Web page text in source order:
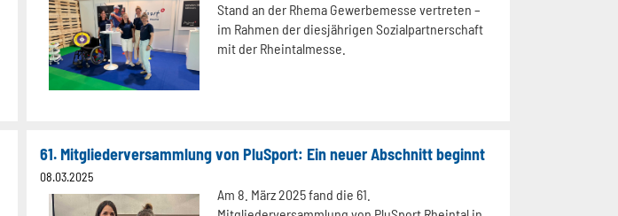
Stand an der Rhema Gewerbemesse vertreten –
im Rahmen der diesjährigen Sozialpartnerschaft
mit der Rheintalmesse.
61. Mitgliederversammlung von PluSport: Ein neuer Abschnitt beginnt
08.03.2025
Am 8. März 2025 fand die 61.